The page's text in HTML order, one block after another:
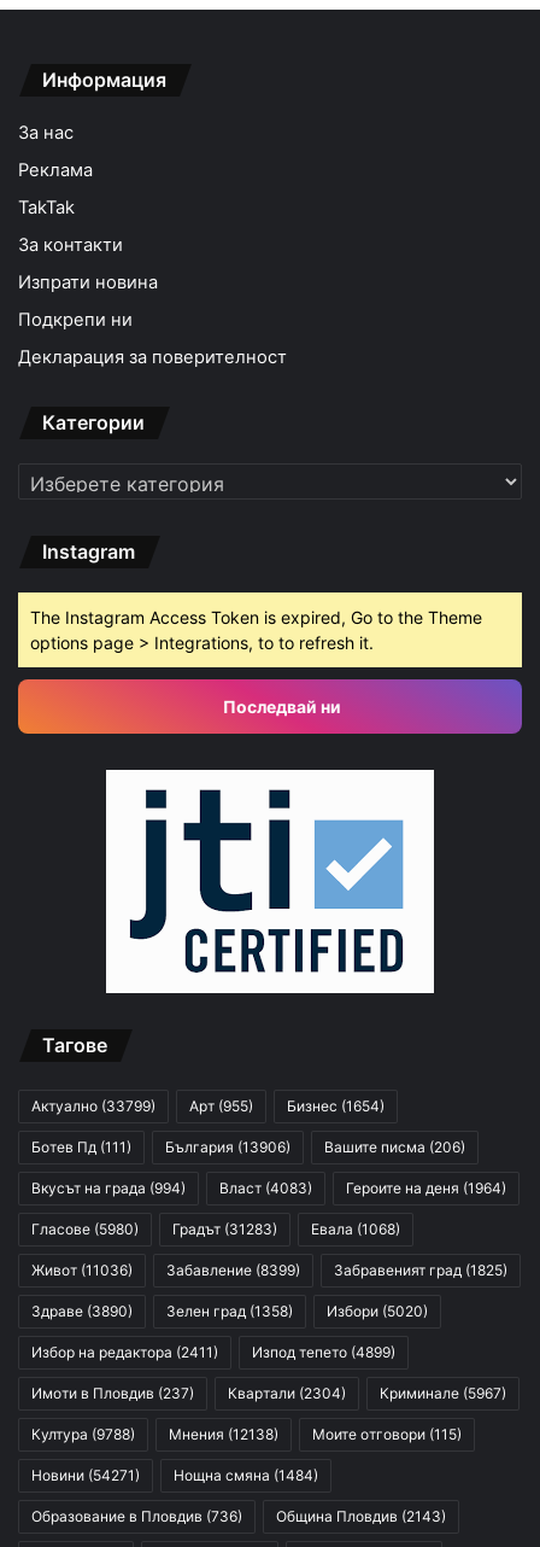
Информация
За нас
Реклама
TakTak
За контакти
Изпрати новина
Подкрепи ни
Декларация за поверителност
Категории
Категории
Instagram
The Instagram Access Token is expired, Go to the Theme
options page > Integrations, to to refresh it.
Последвай ни
Тагове
Актуално (33799) Арт (955) Бизнес (1654)
Ботев Пд (111) България (13906) Вашите писма (206)
Вкусът на града (994) Власт (4083) Героите на деня (1964)
Гласове (5980) Градът (31283) Евала (1068)
Живот (11036) Забавление (8399) Забравеният град (1825)
Здраве (3890) Зелен град (1358) Избори (5020)
Избор на редактора (2411) Изпод тепето (4899)
Имоти в Пловдив (237) Квартали (2304) Криминале (5967)
Култура (9788) Мнения (12138) Моите отговори (115)
Новини (54271) Нощна смяна (1484)
Образование в Пловдив (736) Община Пловдив (2143)